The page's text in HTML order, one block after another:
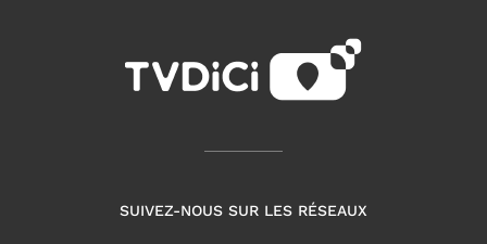
SUIVEZ-NOUS SUR LES RÉSEAUX